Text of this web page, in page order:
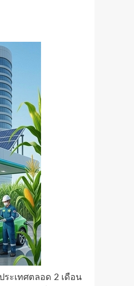
ระเทศตลอด 2 เดือน